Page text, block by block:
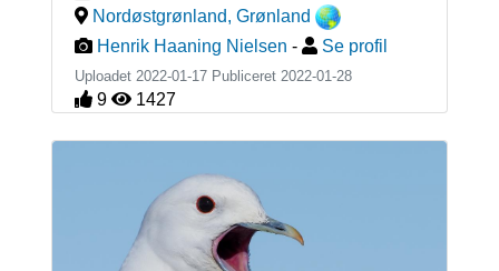
Nordøstgrønland, Grønland
Henrik Haaning Nielsen - Se profil
Uploadet 2022-01-17 Publiceret 2022-01-28
9 1427